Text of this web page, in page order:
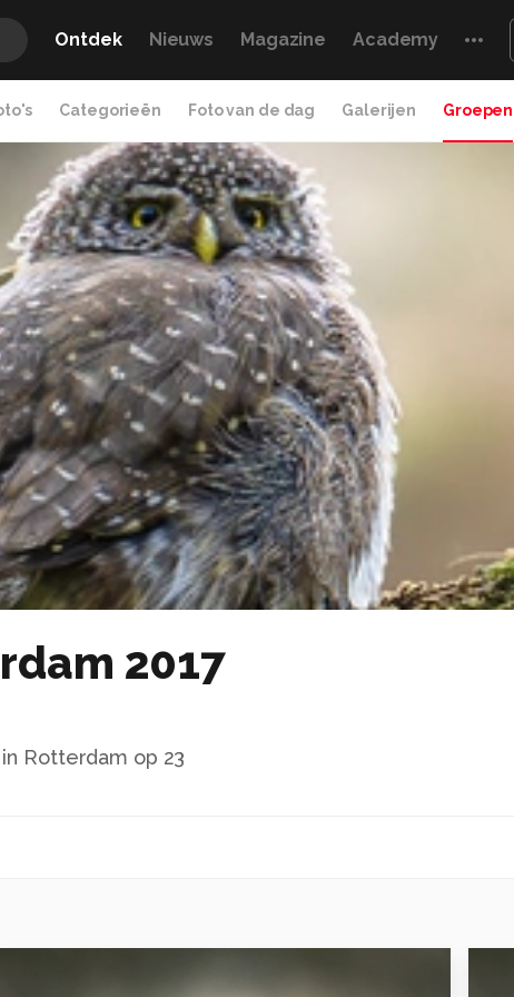
Ontdek Nieuws Magazine Academy
Categorieën Foto van de dag Galerijen Groepen
2017
Rotterdam op 23